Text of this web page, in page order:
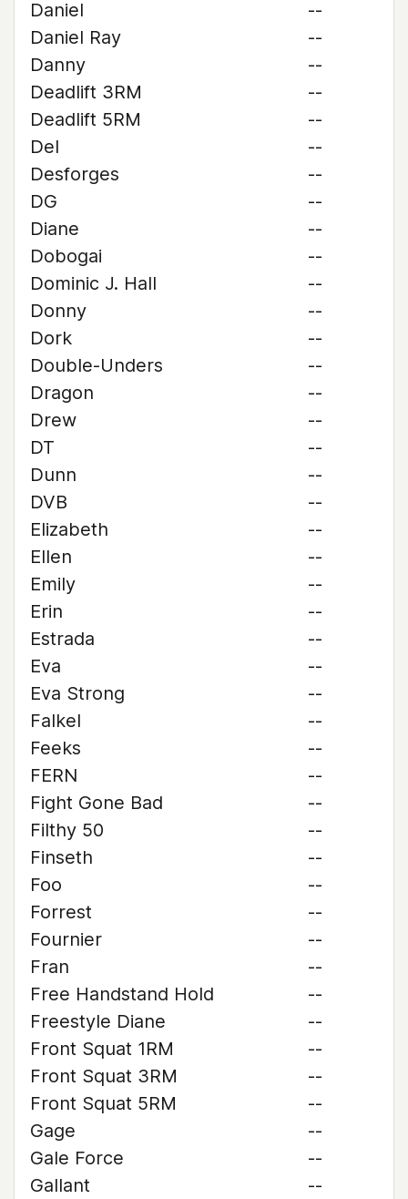
Daniel
--
Daniel Ray
--
Danny
--
Deadlift 3RM
--
Deadlift 5RM
--
Del
--
Desforges
--
DG
--
Diane
--
Dobogai
--
Dominic J. Hall
--
Donny
--
Dork
--
Double-Unders
--
Dragon
--
Drew
--
DT
--
Dunn
--
DVB
--
Elizabeth
--
Ellen
--
Emily
--
Erin
--
Estrada
--
Eva
--
Eva Strong
--
Falkel
--
Feeks
--
FERN
--
Fight Gone Bad
--
Filthy 50
--
Finseth
--
Foo
--
Forrest
--
Fournier
--
Fran
--
Free Handstand Hold
--
Freestyle Diane
--
Front Squat 1RM
--
Front Squat 3RM
--
Front Squat 5RM
--
Gage
--
Gale Force
--
Gallant
--